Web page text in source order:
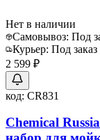
Нет в наличии
Самовывоз: Под
Курьер: Под заказ
2 599 ₽
код: CR831
Chemical